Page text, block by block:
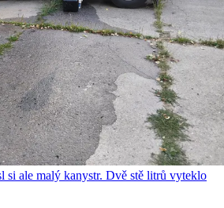
si ale malý kanystr. Dvě stě litrů vyteklo